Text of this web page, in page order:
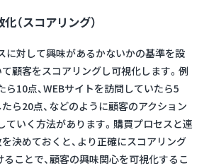
（スコアリング）
に対して興味があるかないかの基準を設
顧客をスコアリングし可視化します。例
ら10点、WEBサイトを訪問していたら5
ら20点、などのように顧客のアクション
ていく方法があります。購買プロセスと連
決めておくと、より正確にスコアリング
ことで、顧客の興味関心を可視化するこ